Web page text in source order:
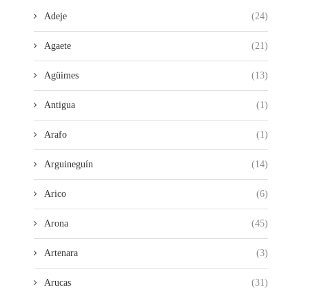
Adeje (24)
Agaete (21)
Agüimes (13)
Antigua (1)
Arafo (1)
Arguineguín (14)
Arico (6)
Arona (45)
Artenara (3)
Arucas (31)